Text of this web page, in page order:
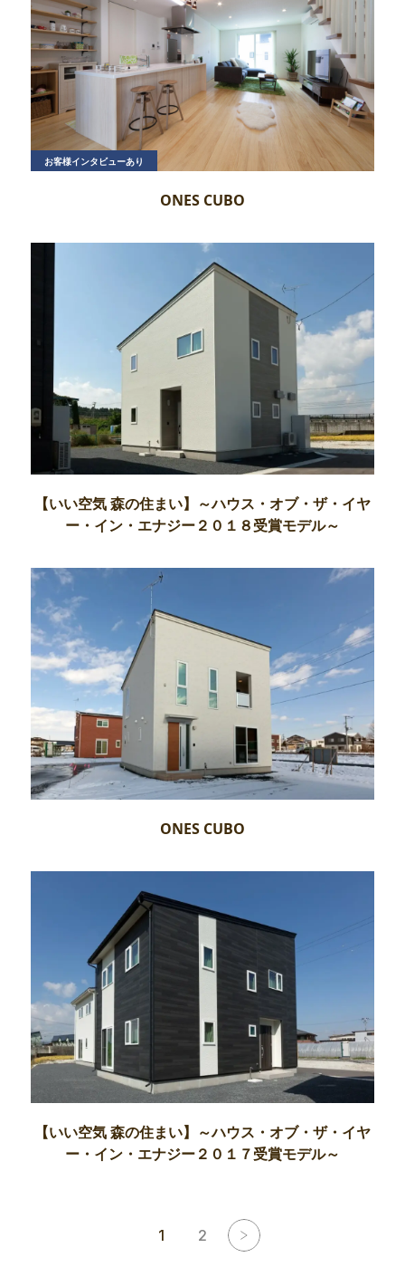
お客様インタビューあり
ONES CUBO
【いい空気 森の住まい】～ハウス・オブ・ザ・イヤ
ー・イン・エナジー２０１８受賞モデル～
ONES CUBO
【いい空気 森の住まい】～ハウス・オブ・ザ・イヤ
ー・イン・エナジー２０１７受賞モデル～
1 2